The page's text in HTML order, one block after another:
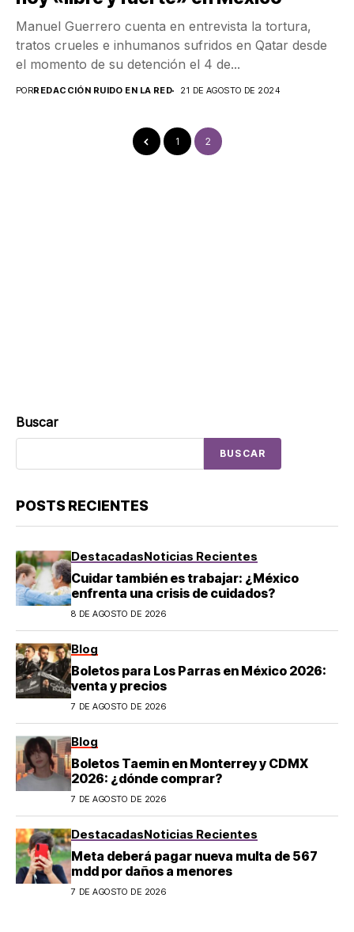
Manuel Guerrero cuenta en entrevista la tortura,
tratos crueles e inhumanos sufridos en Qatar desde
el momento de su detención el 4 de...
PORREDACCIÓN RUIDO EN LA RED 21 DE AGOSTO DE 2024
1 2
Buscar
BUSCAR
POSTS RECIENTES
DestacadasNoticias Recientes
Cuidar también es trabajar: ¿México
enfrenta una crisis de cuidados?
8 DE AGOSTO DE 2026
Blog
Boletos para Los Parras en México 2026:
venta y precios
7 DE AGOSTO DE 2026
Blog
Boletos Taemin en Monterrey y CDMX
2026: ¿dónde comprar?
7 DE AGOSTO DE 2026
DestacadasNoticias Recientes
Meta deberá pagar nueva multa de 567
mdd por daños a menores
7 DE AGOSTO DE 2026